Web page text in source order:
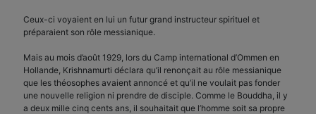
Ceux-ci voyaient en lui un futur grand instructeur spirituel et
préparaient son rôle messianique.
Mais au mois d’août 1929, lors du Camp international d’Ommen en
Hollande, Krishnamurti déclara qu’il renonçait au rôle messianique
que les théosophes avaient annoncé et qu’il ne voulait pas fonder
une nouvelle religion ni prendre de disciple. Comme le Bouddha, il y
a deux mille cinq cents ans, il souhaitait que l’homme soit sa propre